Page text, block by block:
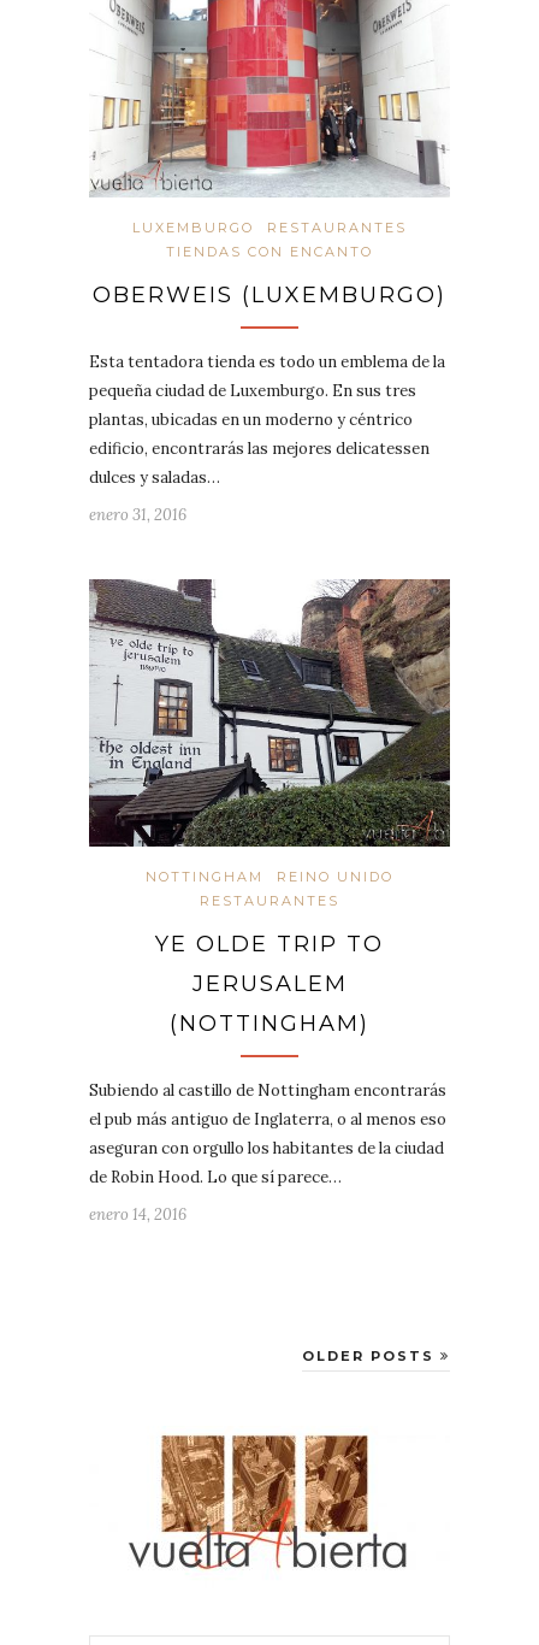
LUXEMBURGO
RESTAURANTES
TIENDAS CON ENCANTO
OBERWEIS (LUXEMBURGO)
Esta tentadora tienda es todo un emblema de la
pequeña ciudad de Luxemburgo. En sus tres
plantas, ubicadas en un moderno y céntrico
edificio, encontrarás las mejores delicatessen
dulces y saladas…
enero 31, 2016
NOTTINGHAM
REINO UNIDO
RESTAURANTES
YE OLDE TRIP TO
JERUSALEM
(NOTTINGHAM)
Subiendo al castillo de Nottingham encontrarás
el pub más antiguo de Inglaterra, o al menos eso
aseguran con orgullo los habitantes de la ciudad
de Robin Hood. Lo que sí parece…
enero 14, 2016
OLDER POSTS